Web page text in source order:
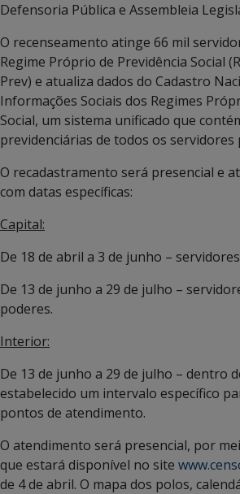
Defensoria Pública e Assembleia
O recenseamento atinge 66 mil
Regime Próprio de Previdência Social
Prev) e atualiza dados do Cadastro
Informações Sociais dos Regimes
Social, um sistema unificado que
previdenciárias de todos os servidores
O recadastramento será presencial e
com datas específicas:
Capital:
De 18 de abril a 3 de junho –
De 13 de junho a 29 de julho –
poderes.
Interior:
De 13 de junho a 29 de julho – dentro
estabelecido um intervalo específico
pontos de atendimento.
O atendimento será presencial, por
que estará disponível no site
de 4 de abril. O mapa dos polos,